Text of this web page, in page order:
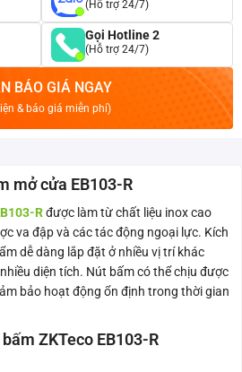
(Hỗ trợ 24/7)
Gọi Hotline 2
(Hỗ trợ 24/7)
BÁO GIÁ NGAY
& báo giá miễn phí)
mở cửa EB103-R
Rđược làm từ chất liệu inox cao
va đập và các tác động ngoại lực. Kích
dễ dàng lắp đặt ở nhiều vị trí khác
diện tích. Nút bấm có thể chịu được
bảo hoạt động ổn định trong thời gian
ZKTeco EB103-R